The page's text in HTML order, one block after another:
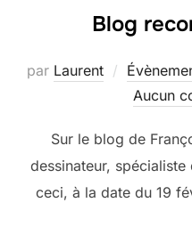
Blog
par Laurent
Aucun
Sur le blog de
dessinateur,
ceci, à la date du 19